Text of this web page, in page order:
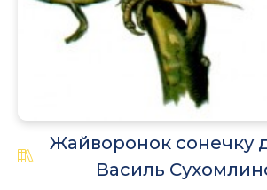
Жайворонок сонечку
Василь